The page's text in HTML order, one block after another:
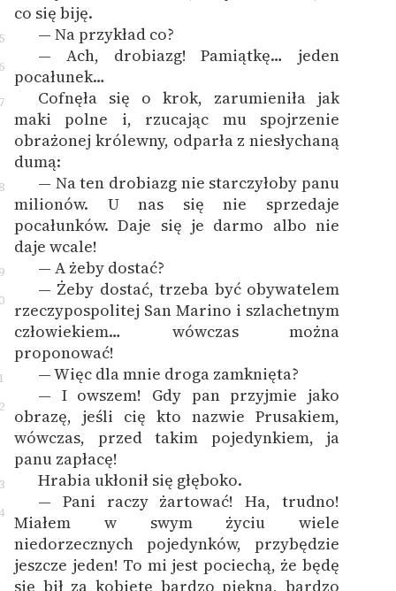
co się biję.
— Na przykład co?
— Ach, drobiazg! Pamiątkę… jeden
pocałunek…
Cofnęła się o krok, zarumieniła jak
maki polne i, rzucając mu spojrzenie
obrażonej królewny, odparła z niesłychaną
dumą:
— Na ten drobiazg nie starczyłoby panu
milionów. U nas się nie sprzedaje
pocałunków. Daje się je darmo albo nie
daje wcale!
— A żeby dostać?
— Żeby dostać, trzeba być obywatelem
rzeczypospolitej San Marino i szlachetnym
człowiekiem… wówczas można
proponować!
— Więc dla mnie droga zamknięta?
— I owszem! Gdy pan przyjmie jako
obrazę, jeśli cię kto nazwie Prusakiem,
wówczas, przed takim pojedynkiem, ja
panu zapłacę!
Hrabia ukłonił się głęboko.
— Pani raczy żartować! Ha, trudno!
Miałem w swym życiu wiele
niedorzecznych pojedynków, przybędzie
jeszcze jeden! To mi jest pociechą, że będę
się bił za kobietę bardzo piękną, bardzo